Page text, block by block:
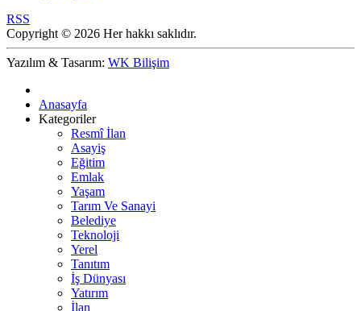
RSS
Copyright © 2026 Her hakkı saklıdır.
Yazılım & Tasarım: WK Bilişim
Anasayfa
Kategoriler
Resmî İlan
Asayiş
Eğitim
Emlak
Yaşam
Tarım Ve Sanayi
Belediye
Teknoloji
Yerel
Tanıtım
İş Dünyası
Yatırım
İlan